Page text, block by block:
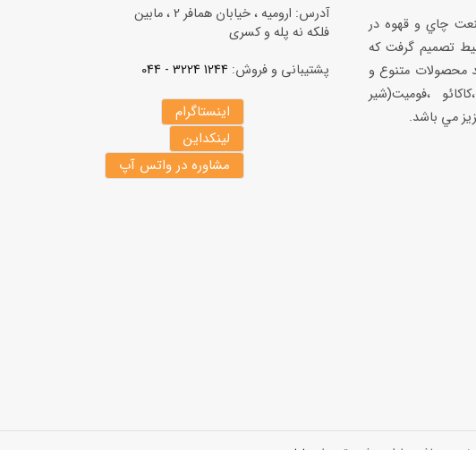
به صنعت چاي و قهوه در
تصميم گرفت كه
محصولات متنوع و
،فوميت(شير
مي باشد.
آدرس: ارومیه ، خیابان همافر 2 ، مابين
فلكه نه پله و کسری
پشتیبانی و فروش: 1244 3224 - 044
اینستاگرام
لینکداین
مشاوره در واتس آپ